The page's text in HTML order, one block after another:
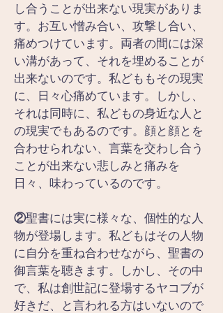
し合うことが出来ない現実がありま
す。お互い憎み合い、攻撃し合い、
痛めつけています。両者の間には深
い溝があって、それを埋めることが
出来ないのです。私どももその現実
に、日々心痛めています。しかし、
それは同時に、私どもの身近な人と
の現実でもあるのです。顔と顔とを
合わせられない、言葉を交わし合う
ことが出来ない悲しみと痛みを
日々、味わっているのです。
②聖書には実に様々な、個性的な人
物が登場します。私どもはその人物
に自分を重ね合わせながら、聖書の
御言葉を聴きます。しかし、その中
で、私は創世記に登場するヤコブが
好きだ、と言われる方はいないので